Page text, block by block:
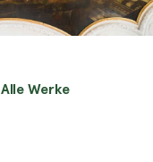
Alle Werke